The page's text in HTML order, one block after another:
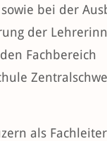
bei der
der
Fachbereich
als Fachleiter